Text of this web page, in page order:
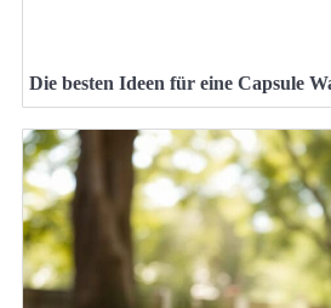
Die besten Ideen für eine Capsule